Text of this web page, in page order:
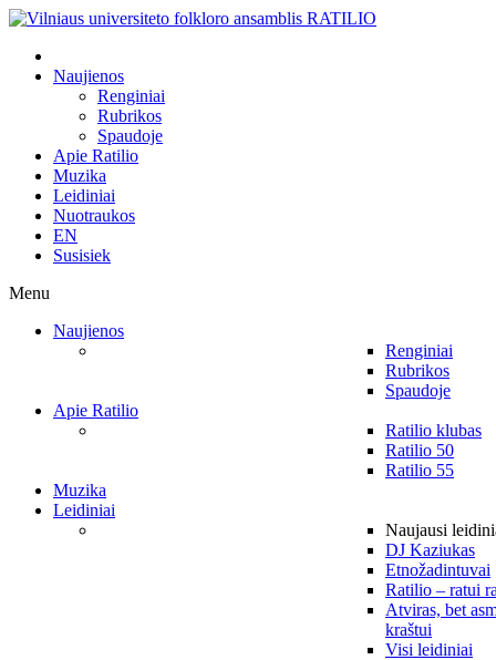
Naujienos
Renginiai
Rubrikos
Spaudoje
Apie Ratilio
Muzika
Leidiniai
Nuotraukos
EN
Susisiek
Menu
Naujienos
Renginiai
Rubrikos
Spaudoje
Apie Ratilio
Ratilio klubas
Ratilio 50
Ratilio 55
Muzika
Leidiniai
Naujausi
DJ Kaziukas
Etnožadintuvai
Ratilio – ratui
Atviras, bet
kraštui
Visi leidiniai